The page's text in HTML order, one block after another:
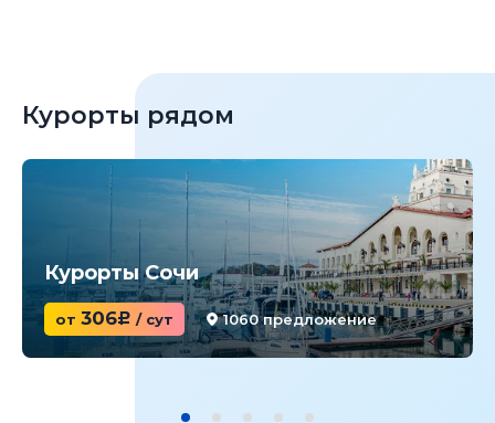
Курорты рядом
Курорты Сочи
от 306c / сут 1060 предложение